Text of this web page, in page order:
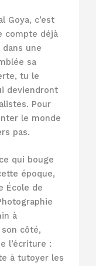
Goya, c’est
compte déjà
une
sa
tu le
deviendront
Pour
le monde
pas.
qui bouge
époque,
École de
à
son côté,
l’écriture :
à tutoyer les